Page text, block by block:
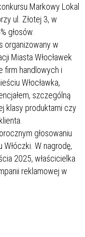
Markowy Lokal
ul. Złotej 3, w
głosów.
organizowany w
Miasta Włocławek
firm handlowych i
Włocławka,
szczególną
klasy produktami czy
głosowaniu
W nagrodę,
2025, właścicielka
reklamowej w